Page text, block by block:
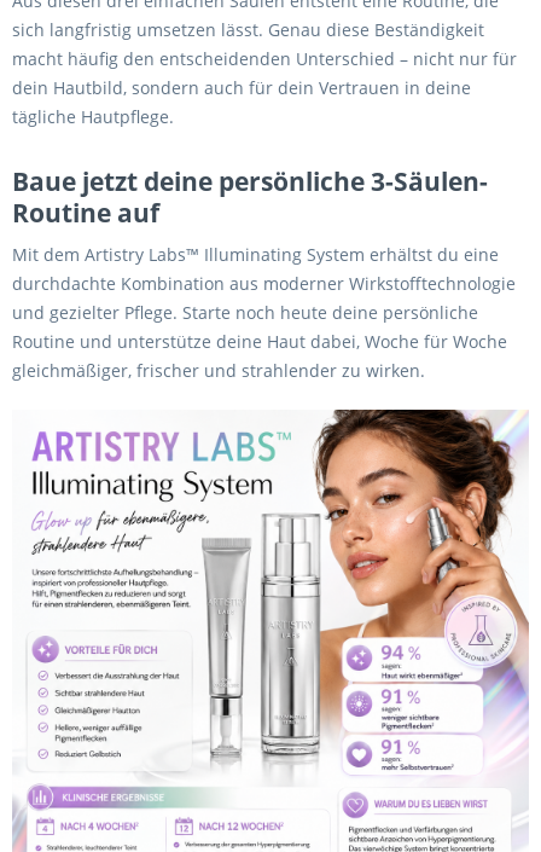
sich langfristig umsetzen lässt. Genau diese Beständigkeit
macht häufig den entscheidenden Unterschied – nicht nur für
dein Hautbild, sondern auch für dein Vertrauen in deine
tägliche Hautpflege.
Baue jetzt deine persönliche 3-Säulen-
Routine auf
Mit dem Artistry Labs™ Illuminating System erhältst du eine
durchdachte Kombination aus moderner Wirkstofftechnologie
und gezielter Pflege. Starte noch heute deine persönliche
Routine und unterstütze deine Haut dabei, Woche für Woche
gleichmäßiger, frischer und strahlender zu wirken.